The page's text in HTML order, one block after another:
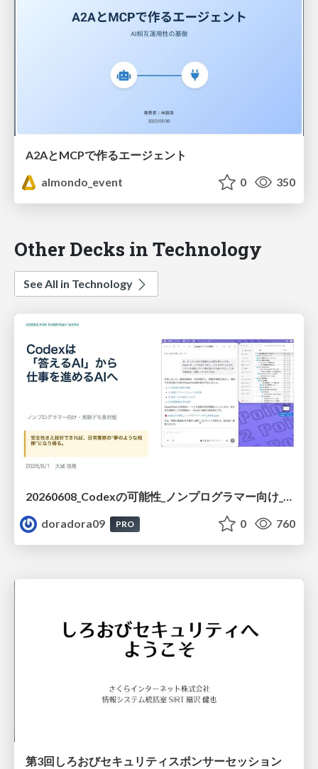
A2AとMCPで作るエージェント
almondo_event
0 350
Other Decks in Technology
See All in Technology
doradora09
PRO 0 760
第3回しろおびセキュリティスポンサーセッション